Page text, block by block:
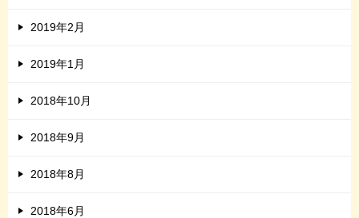
2019年2月
2019年1月
2018年10月
2018年9月
2018年8月
2018年6月